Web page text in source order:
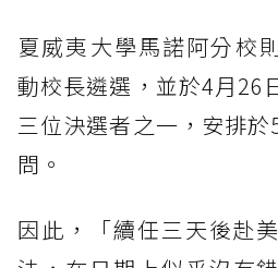
夏威夷大學馬諾阿分校
動校長遴選，並於4月26
三位決選者之一，安排
問。
因此，「續任三天後赴